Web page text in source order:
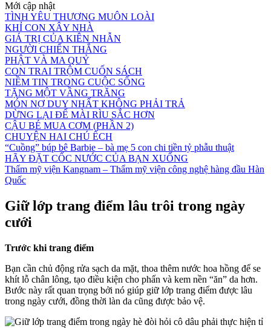
Mới cập nhật
TÌNH YÊU THƯƠNG MUÔN LOÀI
KHỈ CON XÂY NHÀ
GIÁ TRỊ CỦA KIÊN NHẪN
NGƯỜI CHIẾN THẮNG
PHẬT VÀ MA QUỶ
CON TRAI TRỘM CUỐN SÁCH
NIỀM TIN TRONG CUỘC SỐNG
TẶNG MỘT VẦNG TRĂNG
MÓN NỢ DUY NHẤT KHÔNG PHẢI TRẢ
DỪNG LẠI ĐỂ MÀI RÌU SẮC HƠN
CẬU BÉ MUA CƠM (PHẦN 2)
CHUYỆN HAI CHÚ ẾCH
“Cuồng” búp bê Barbie – bà mẹ 5 con chi tiền tỷ phẫu thuật
HÃY ĐẶT CỐC NƯỚC CỦA BẠN XUỐNG
Thẩm mỹ viện Kangnam – Thẩm mỹ viện công nghệ hàng đầu Hàn
Quốc
Giữ lớp trang điểm lâu trôi trong ngày
cưới
Trước khi trang điểm
Bạn cần chủ động rửa sạch da mặt, thoa thêm nước hoa hồng để se
khít lỗ chân lông, tạo điều kiện cho phấn và kem nền “ăn” da hơn.
Bước này rất quan trọng bởi nó giúp giữ lớp trang điểm được lâu
trong ngày cưới, đồng thời làn da cũng được bảo vệ.